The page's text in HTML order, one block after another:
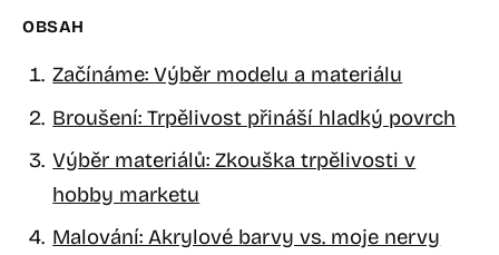
OBSAH
Začínáme: Výběr modelu a materiálu
Broušení: Trpělivost přináší hladký povrch
Výběr materiálů: Zkouška trpělivosti v
hobby marketu
Malování: Akrylové barvy vs. moje nervy